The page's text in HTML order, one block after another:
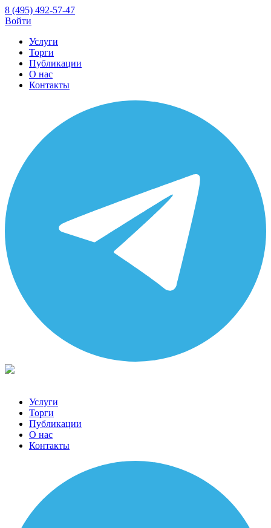
8 (495) 492-57-47
Войти
Услуги
Торги
Публикации
О нас
Контакты
Услуги
Торги
Публикации
О нас
Контакты